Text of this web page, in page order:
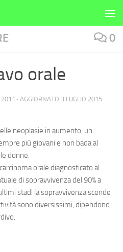
0
orale
2011 · AGGIORNATO 3 LUGLIO 2015
neoplasie in aumento, un
più giovani e non bada al
donne.
carcinoma orale diagnosticato al
di sopravvivenza del 90% a
stadi la sopravvivenza scende
sono diversissimi, dipendono